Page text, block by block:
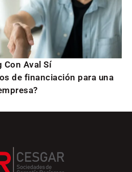
Con Aval Sí
de financiación para una